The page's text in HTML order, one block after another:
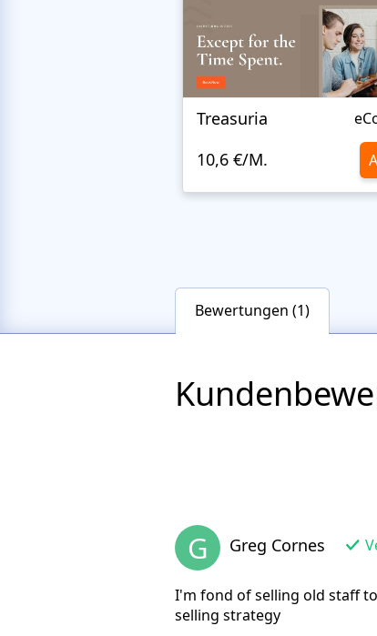
Treasuria
10,6 €/M.
Bewertungen (1)
G Greg Cornes
I'm fond of selling old staff
selling strategy